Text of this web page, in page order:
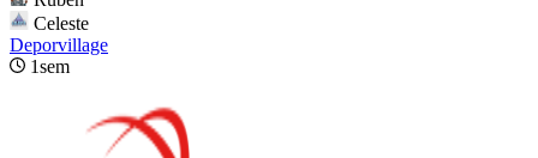
Celeste
Deporvillage
1sem